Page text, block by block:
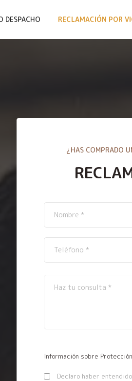
DESPACHO RECLAMACIÓN POR
¿HAS COMPRADO
Información sobre
Declaro haber